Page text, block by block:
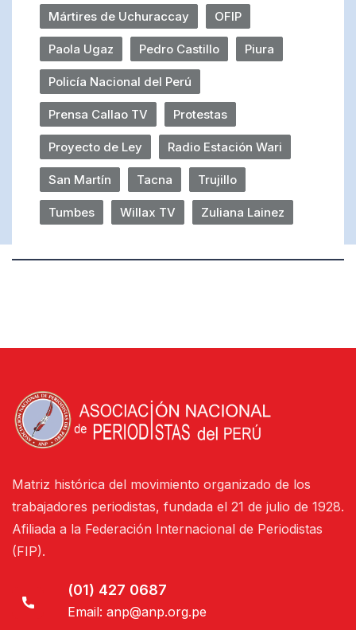
Mártires de Uchuraccay OFIP
Paola Ugaz Pedro Castillo Piura
Policía Nacional del Perú
Prensa Callao TV Protestas
Proyecto de Ley Radio Estación Wari
San Martín Tacna Trujillo
Tumbes Willax TV Zuliana Lainez
Matriz histórica del movimiento organizado de los
trabajadores periodistas, fundada el 21 de julio de 1928.
Afiliada a la Federación Internacional de Periodistas
(FIP).
(01) 427 0687
Email: anp@anp.org.pe